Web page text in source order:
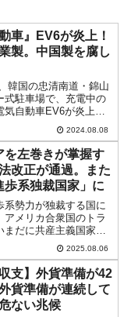
車』EV6が炎上！
製。中国製を腐し
韓国の忠清南道・錦山
式駐車場で、充電中の
気自動車EV6が炎上し
いかというと、この火
に搭載されている車載
企業『SKオン』製の
2024.08.08
を左巻きが掌握す
改正が通過。また
歩系独裁国家」に
系勢力が独裁する国に
アメリカ合衆国のトラ
だに共産主義国家が
したが、そちらに一直
が韓国です。2025年08
会で放送法の改正案が
...
2025.08.06
支】外貨準備が42
貨準備が連続して
ない兆候